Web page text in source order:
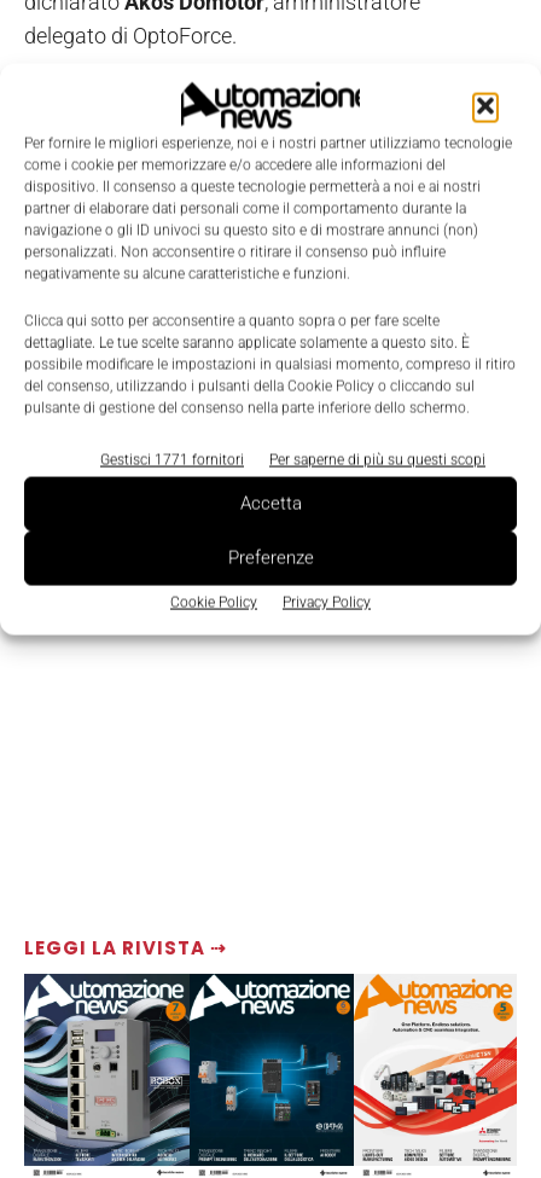
Per fornire le migliori esperienze, noi e i nostri partner utilizziamo tecnologie
come i cookie per memorizzare e/o accedere alle informazioni del
dispositivo. Il consenso a queste tecnologie permetterà a noi e ai nostri
partner di elaborare dati personali come il comportamento durante la
navigazione o gli ID univoci su questo sito e di mostrare annunci (non)
personalizzati. Non acconsentire o ritirare il consenso può influire
negativamente su alcune caratteristiche e funzioni.
Clicca qui sotto per acconsentire a quanto sopra o per fare scelte
dettagliate. Le tue scelte saranno applicate solamente a questo sito. È
possibile modificare le impostazioni in qualsiasi momento, compreso il ritiro
del consenso, utilizzando i pulsanti della Cookie Policy o cliccando sul
pulsante di gestione del consenso nella parte inferiore dello schermo.
Gestisci 1771 fornitori Per saperne di più su questi scopi
Accetta
Preferenze
Cookie Policy Privacy Policy
LEGGI LA RIVISTA ⇢
delegato di OptoForce.
Domanda in crescita in Europa
meridionale
Tra tutte le regioni in cui opera OptoForce, l’Europa
meridionale - Francia, Italia, Spagna e Portogallo - è
un’area molto promettente, in cui si è registrato un
rapido aumento delle vendite. Infatti, l’azienda ha
potenziato le sue reti di distributori ed è alla ricerca
di nuovi partner per sostenere le sue vendite.
TAGS OptoForce Robotica collaborativa Sistemi di produzione